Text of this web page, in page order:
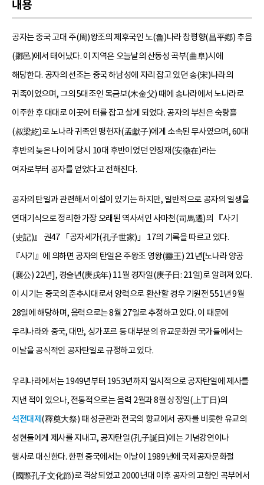
내용
공자는 중국 고대 주(周)왕조의 제후국인 노(魯)나라 창평향(昌平鄕) 추읍
(鄹邑)에서 태어났다. 이 지역은 오늘날의 산동성 곡부(曲阜)시에
해당한다. 공자의 선조는 중국 하남성에 자리 잡고 있던 송(宋)나라의
귀족이었으며, 그의 5대조인 목금보(木金父) 때에 송나라에서 노나라로
이주한 후 대대로 이곳에 터를 잡고 살게 되었다. 공자의 부친은 숙량흘
(叔梁紇)로 노나라 귀족인 맹헌자(孟獻子)에게 소속된 무사였으며, 60대
후반의 늦은 나이에 당시 10대 후반이었던 안징재(安徵在)라는
여자로부터 공자를 얻었다고 전해진다.
공자의 탄일과 관련해서 이설이 있기는 하지만, 일반적으로 공자의 일생을
연대기식으로 정리한 가장 오래된 역사서인 사마천(司馬遷)의 『사기
(史記)』 권47 「공자세가(孔子世家)」 17의 기록을 따르고 있다.
『사기』에 의하면 공자의 탄일은 주왕조 영왕(靈王) 21년[노나라 양공
(襄公) 22년], 경술년(庚戌年) 11월 경자일(庚子日: 21일)로 알려져 있다.
이 시기는 중국의 춘추시대로서 양력으로 환산할 경우 기원전 551년 9월
28일에 해당하며, 음력으로는 8월 27일로 추정하고 있다. 이 때문에
우리나라와 중국, 대만, 싱가포르 등 대부분의 유교문화권 국가들에서는
이날을 공식적인 공자탄일로 규정하고 있다.
우리나라에서는 1949년부터 1953년까지 일시적으로 공자탄일에 제사를
지낸 적이 있으나, 전통적으로는 음력 2월과 8월 상정일(上丁日)의
석전대제 (釋奠大祭) 때 성균관과 전국의 향교에서 공자를 비롯한 유교의
성현들에게 제사를 지내고, 공자탄일(孔子誕日)에는 기념강연이나
행사로 대신한다. 한편 중국에서는 이날이 1989년에 국제공자문화절
(國際孔子文化節)로 격상되었고 2000년대 이후 공자의 고향인 곡부에서